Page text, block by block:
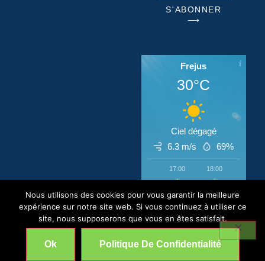
S'ABONNER
⟶
Frejus
30°C
Ciel dégagé
6.3 m/s
69%
17:00
30°C
18:00
30°C 30°C
CIP © All Rights Reserved 2026
Nous utilisons des cookies pour vous garantir la meilleure
expérience sur notre site web. Si vous continuez à utiliser ce
site, nous supposerons que vous en êtes satisfait.
Ok Politique De Confidentialité